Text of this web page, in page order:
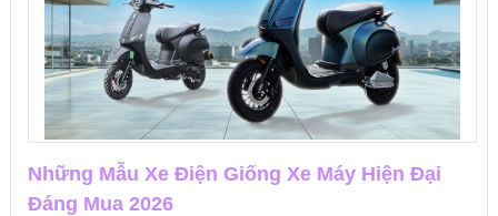
Những Mẫu Xe Điện Giống Xe Máy Hiện Đại
Đáng Mua 2026